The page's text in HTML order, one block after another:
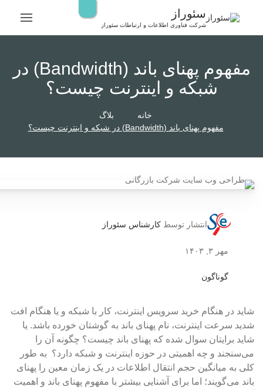
سئوراز
شرکت فناوری اطلاعات و ارتباطات سئوراز
مفهوم پهنای باند (Bandwidth) در
شبکه و اینترنت چیست؟
خانه
بلاگ
مفهوم پهنای باند (Bandwidth) در شبکه و اینترنت چیست؟
انتشار توسط کارشناس سئوراز
مهر ۳, ۱۴۰۳
گوناگون
شاید در هنگام خرید سرویس اینترنت، کار با شبکه و یا هنگام افت
شدید سرعت اینترنت، نام پهنای باند به گوشتان خورده باشد. یا
شاید برایتان سوال شده که پهنای باند چیست؟ چگونه آن را
می‌سنجند و چه اهمیتی در حوزه اینترنت و شبکه دارد؟ به طور
کلی به میانگین حجم انتقال اطلاعات در یک زمان معین را پهنای
باند می‌گویند؛ اما برای آشنایی بیشتر با مفهوم پهنای باند و اهمیت